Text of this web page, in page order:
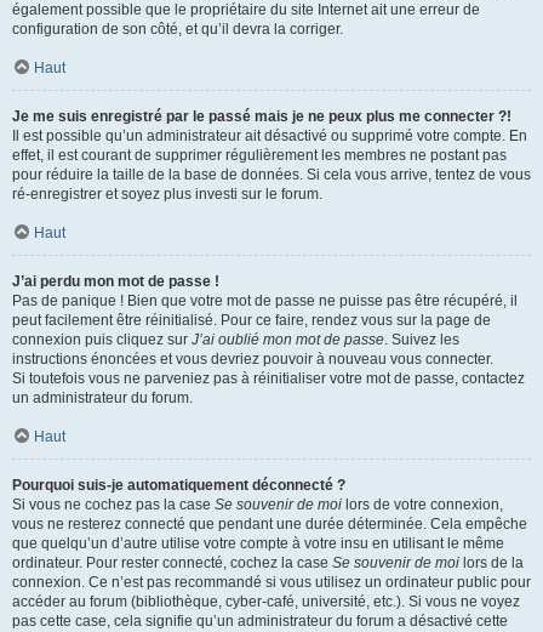
également possible que le propriétaire du site Internet ait une erreur de
configuration de son côté, et qu’il devra la corriger.
Haut
Je me suis enregistré par le passé mais je ne peux plus me connecter ?!
Il est possible qu’un administrateur ait désactivé ou supprimé votre compte. En
effet, il est courant de supprimer régulièrement les membres ne postant pas
pour réduire la taille de la base de données. Si cela vous arrive, tentez de vous
ré-enregistrer et soyez plus investi sur le forum.
Haut
J’ai perdu mon mot de passe !
Pas de panique ! Bien que votre mot de passe ne puisse pas être récupéré, il
peut facilement être réinitialisé. Pour ce faire, rendez vous sur la page de
connexion puis cliquez sur J’ai oublié mon mot de passe. Suivez les
instructions énoncées et vous devriez pouvoir à nouveau vous connecter.
Si toutefois vous ne parveniez pas à réinitialiser votre mot de passe, contactez
un administrateur du forum.
Haut
Pourquoi suis-je automatiquement déconnecté ?
Si vous ne cochez pas la case Se souvenir de moi lors de votre connexion,
vous ne resterez connecté que pendant une durée déterminée. Cela empêche
que quelqu’un d’autre utilise votre compte à votre insu en utilisant le même
ordinateur. Pour rester connecté, cochez la case Se souvenir de moi lors de la
connexion. Ce n’est pas recommandé si vous utilisez un ordinateur public pour
accéder au forum (bibliothèque, cyber-café, université, etc.). Si vous ne voyez
pas cette case, cela signifie qu’un administrateur du forum a désactivé cette